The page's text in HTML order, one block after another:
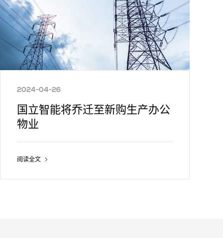
2024-04-26
国立智能将乔迁至新购生产办公
物业
阅读全文